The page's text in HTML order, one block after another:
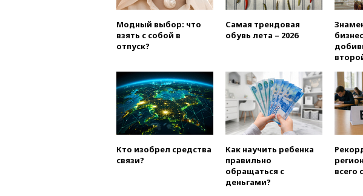
Модный выбор: что
взять с собой в
отпуск?
Самая трендовая
обувь лета – 2026
Кто изобрел средства
связи?
Как научить ребенка
правильно
обращаться с
деньгами?
всего